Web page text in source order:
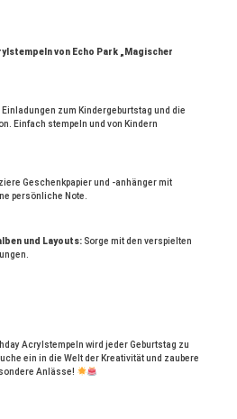
von Echo Park „Magischer
Einladungen zum Kindergeburtstag und die
Einfach stempeln und von Kindern
Geschenkpapier und -anhänger mit
persönliche Note.
und Layouts: Sorge mit den verspielten
Acrylstempeln wird jeder Geburtstag zu
ein in die Welt der Kreativität und zaubere
Anlässe!